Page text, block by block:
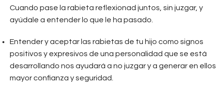
Cuando pase la rabieta reflexionad juntos, sin juzgar, y
ayúdale a entender lo que le ha pasado.
Entender y aceptar las rabietas de tu hijo como signos
positivos y expresivos de una personalidad que se está
desarrollando nos ayudará a no juzgar y a generar en ellos
mayor confianza y seguridad.